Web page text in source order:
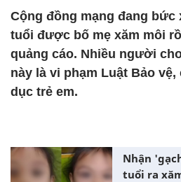
Cộng đồng mạng đang
tuổi được bố mẹ xăm môi
quảng cáo. Nhiều người
này là vi phạm Luật Bảo
dục trẻ em.
Nhận
tuổi ra